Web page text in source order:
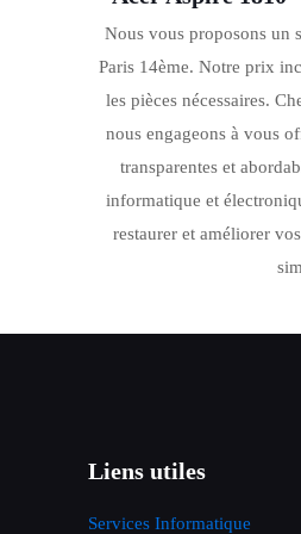
Nous vous proposons un
Paris 14ème. Notre prix
les pièces nécessaires.
nous engageons à vous
transparentes et
informatique et
restaurer et améliorer
Liens utiles
Services Informatique